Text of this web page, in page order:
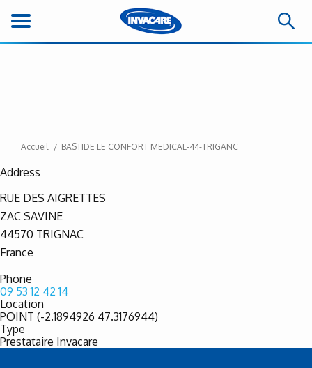
Accueil BASTIDE LE CONFORT MEDICAL-44-TRIGANC
Address
RUE DES AIGRETTES
ZAC SAVINE
44570 TRIGNAC
France
Phone
09 53 12 42 14
Location
POINT (-2.1894926 47.3176944)
Type
Prestataire Invacare